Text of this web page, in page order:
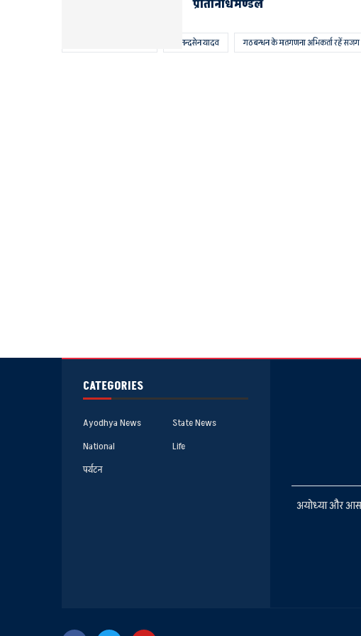
आनन्दसेन यादव गठबन्धन के मतगणना अभिकर्ता रहें सजग
प्रतिनिधिमण्डल
CATEGORIES
Ayodhya News
State News
National
Life
पर्यटन
अयोध्या और आस-